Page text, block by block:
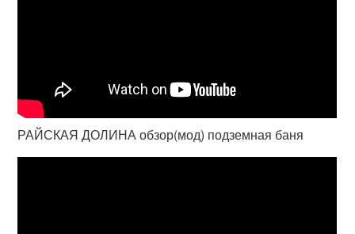
РАЙСКАЯ ДОЛИНА обзор(мод) подземная баня